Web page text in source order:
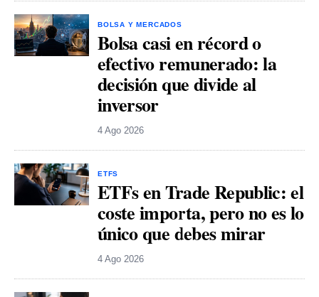
BOLSA Y MERCADOS
Bolsa casi en récord o
efectivo remunerado: la
decisión que divide al
inversor
4 Ago 2026
ETFS
ETFs en Trade Republic: el
coste importa, pero no es lo
único que debes mirar
4 Ago 2026